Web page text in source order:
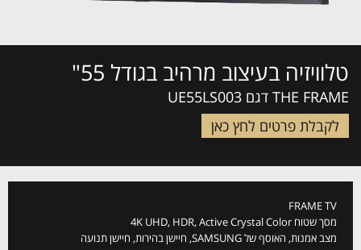
טלוויזיה בעיצוב מרהיב בגודל 55"
THE FRAME דגם UE55LS003
לקבלת פרטים לחץ כאן
FRAME TV
מסך שטוח 4K UHD, HDR, Active Crystal Color
מצב אמנות, האוסף של SAMSUNG, חיישן בהירות, חיישן תנועה